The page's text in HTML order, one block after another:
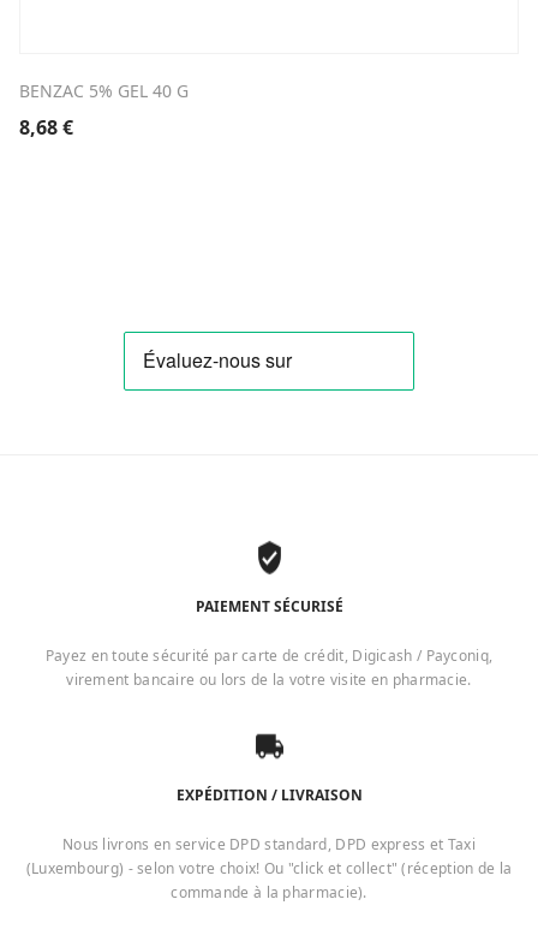
BENZAC 5% GEL 40 G
8,68€
PAIEMENT SÉCURISÉ
Payez en toute sécurité par carte de crédit, Digicash / Payconiq,
virement bancaire ou lors de la votre visite en pharmacie.
EXPÉDITION / LIVRAISON
Nous livrons en service DPD standard, DPD express et Taxi
(Luxembourg) - selon votre choix! Ou "click et collect" (réception de la
commande à la pharmacie).